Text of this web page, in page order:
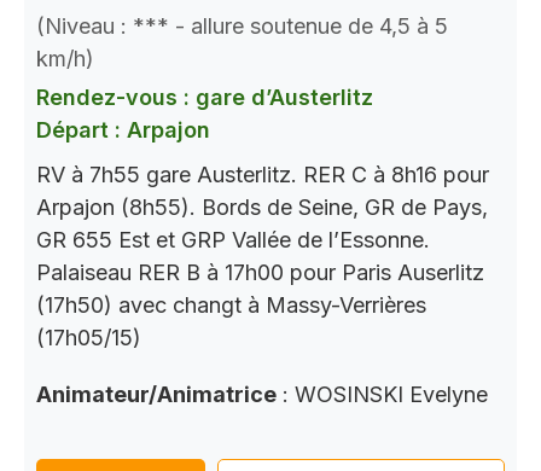
(Niveau : *** - allure soutenue de 4,5 à 5
km/h)
Rendez-vous : gare d’Austerlitz
Départ : Arpajon
RV à 7h55 gare Austerlitz. RER C à 8h16 pour
Arpajon (8h55). Bords de Seine, GR de Pays,
GR 655 Est et GRP Vallée de l’Essonne.
Palaiseau RER B à 17h00 pour Paris Auserlitz
(17h50) avec changt à Massy-Verrières
(17h05/15)
Animateur/Animatrice : WOSINSKI Evelyne